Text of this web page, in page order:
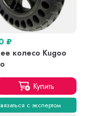
₽
колесо Kugoo
Купить
с экспертом